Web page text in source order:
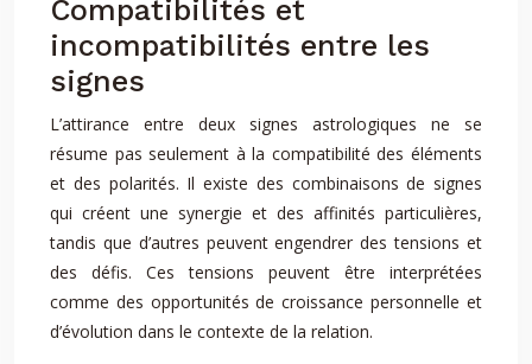
Compatibilités et
incompatibilités entre les
signes
L’attirance entre deux signes astrologiques ne se
résume pas seulement à la compatibilité des éléments
et des polarités. Il existe des combinaisons de signes
qui créent une synergie et des affinités particulières,
tandis que d’autres peuvent engendrer des tensions et
des défis. Ces tensions peuvent être interprétées
comme des opportunités de croissance personnelle et
d’évolution dans le contexte de la relation.